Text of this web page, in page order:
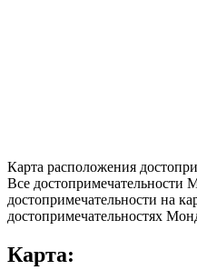
Карта расположения
Все достопримечательности
достопримечательности на
достопримечательностях
Карта: